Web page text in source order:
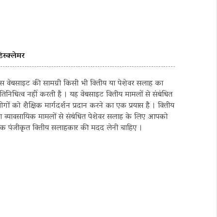
वेबसाइट की सामग्री किसी भी वित्तीय या पेशेवर सलाह का
नहीं करती है । यह वेबसाइट वित्तीय मामलों से संबंधित
को शैक्षिक मार्गदर्शन प्रदान करने का एक प्रयास है । वित्तीय
व्यावसायिक मामलों से संबंधित पेशेवर सलाह के लिए आपको
पंजीकृत वित्तीय सलाहकार की मदद लेनी चाहिए ।